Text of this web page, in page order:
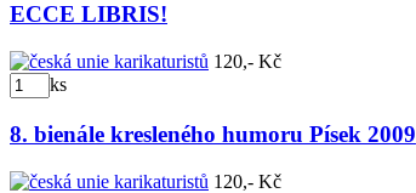
ECCE LIBRIS!
120,- Kč
ks
8. bienále kresleného humoru Písek 2009
120,- Kč